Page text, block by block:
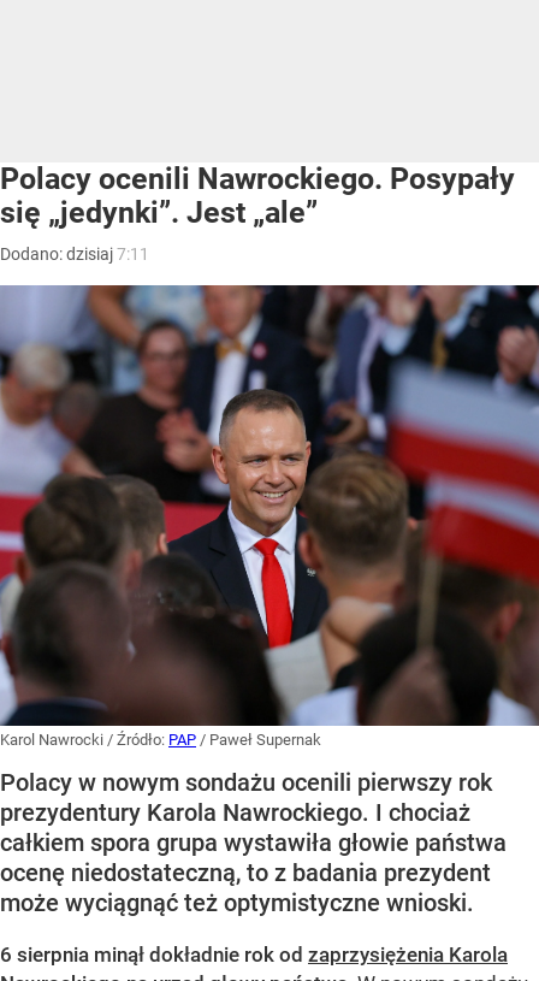
Polacy ocenili Nawrockiego. Posypały
się „jedynki”. Jest „ale”
Dodano:dzisiaj7:11
Karol Nawrocki / Źródło: PAP / Paweł Supernak
Polacy w nowym sondażu ocenili pierwszy rok
prezydentury Karola Nawrockiego. I chociaż
całkiem spora grupa wystawiła głowie państwa
ocenę niedostateczną, to z badania prezydent
może wyciągnąć też optymistyczne wnioski.
6 sierpnia minął dokładnie rok od zaprzysiężenia Karola